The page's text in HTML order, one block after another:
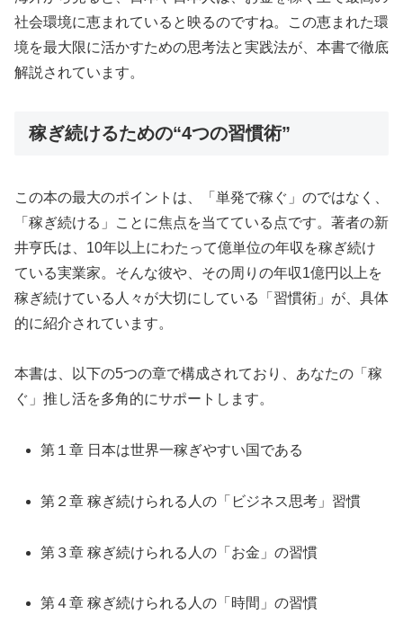
社会環境に恵まれていると映るのですね。この恵まれた環
境を最大限に活かすための思考法と実践法が、本書で徹底
解説されています。
稼ぎ続けるための“4つの習慣術”
この本の最大のポイントは、「単発で稼ぐ」のではなく、
「稼ぎ続ける」ことに焦点を当てている点です。著者の新
井亨氏は、10年以上にわたって億単位の年収を稼ぎ続け
ている実業家。そんな彼や、その周りの年収1億円以上を
稼ぎ続けている人々が大切にしている「習慣術」が、具体
的に紹介されています。
本書は、以下の5つの章で構成されており、あなたの「稼
ぐ」推し活を多角的にサポートします。
第１章 日本は世界一稼ぎやすい国である
第２章 稼ぎ続けられる人の「ビジネス思考」習慣
第３章 稼ぎ続けられる人の「お金」の習慣
第４章 稼ぎ続けられる人の「時間」の習慣